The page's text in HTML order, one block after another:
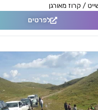
/ קרוז מאורגן
לפרטים